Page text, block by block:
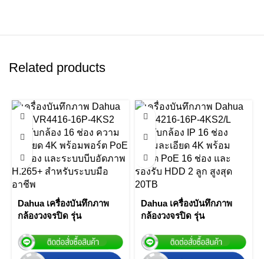
Related products
Dahua เครื่องบันทึกภาพ
กล้องวงจรปิด รุ่น
Channel 1.5U 16PoE
4K&H.265 Lite Network
Dahua เครื่องบันทึกภาพ
กล้องวงจรปิด รุ่น
Channel 1U 16PoE
Network Video Recorder